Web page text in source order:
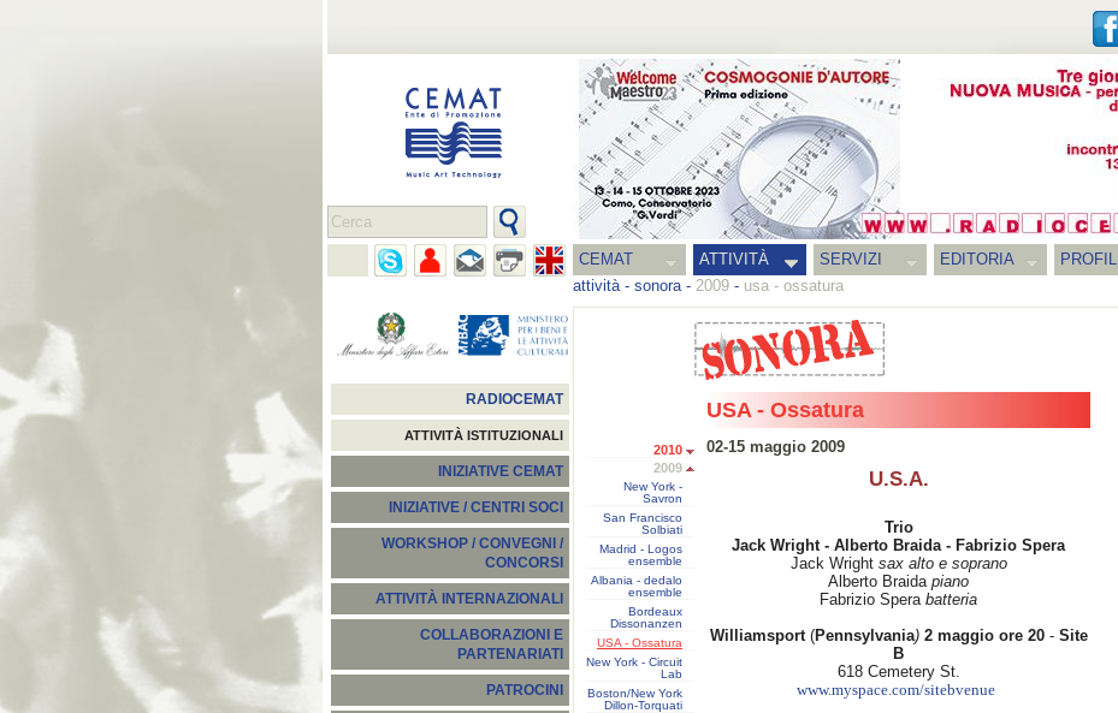
CEMAT ATTIVITÀ SERVIZI EDITORIA PROFILI
attività- sonora- 2009 - usa - ossatura
RADIOCEMAT
ATTIVITÀ ISTITUZIONALI
INIZIATIVE CEMAT
INIZIATIVE / CENTRI SOCI
WORKSHOP / CONVEGNI /
CONCORSI
ATTIVITÀ INTERNAZIONALI
COLLABORAZIONI E
PARTENARIATI
PATROCINI
2010
2009
New York -
Savron
San Francisco
Solbiati
Madrid - Logos
ensemble
Albania - dedalo
ensemble
Bordeaux
Dissonanzen
USA - Ossatura
New York - Circuit
Lab
Boston/New York
Dillon-Torquati
USA - Ossatura
02-15 maggio 2009
U.S.A.
Trio
Jack Wright - Alberto Braida - Fabrizio Spera
Jack Wright sax alto e soprano
Alberto Braida piano
Fabrizio Spera batteria
Williamsport(Pennsylvania)2 maggio ore 20- Site
B
618 Cemetery St.
www.myspace.com/sitebvenue